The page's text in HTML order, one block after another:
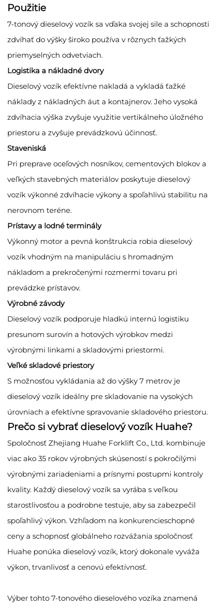
Použitie
7-tonový dieselový vozík sa vďaka svojej sile a schopnosti
zdvíhať do výšky široko používa v rôznych ťažkých
priemyselných odvetviach.
Logistika a nákladné dvory
Dieselový vozík efektívne nakladá a vykladá ťažké
náklady z nákladných áut a kontajnerov. Jeho vysoká
zdvíhacia výška zvyšuje využitie vertikálneho úložného
priestoru a zvyšuje prevádzkovú účinnosť.
Staveniská
Pri preprave oceľových nosníkov, cementových blokov a
veľkých stavebných materiálov poskytuje dieselový
vozík výkonné zdvíhacie výkony a spoľahlivú stabilitu na
nerovnom teréne.
Prístavy a lodné terminály
Výkonný motor a pevná konštrukcia robia dieselový
vozík vhodným na manipuláciu s hromadným
nákladom a prekročenými rozmermi tovaru pri
prevádzke prístavov.
Výrobné závody
Dieselový vozík podporuje hladkú internú logistiku
presunom surovín a hotových výrobkov medzi
výrobnými linkami a skladovými priestormi.
Veľké skladové priestory
S možnosťou vykládania až do výšky 7 metrov je
dieselový vozík ideálny pre skladovanie na vysokých
úrovniach a efektívne spravovanie skladového priestoru.
Prečo si vybrať dieselový vozík Huahe?
Spoločnosť Zhejiang Huahe Forklift Co., Ltd. kombinuje
viac ako 35 rokov výrobných skúseností s pokročilými
výrobnými zariadeniami a prísnymi postupmi kontroly
kvality. Každý dieselový vozík sa vyrába s veľkou
starostlivosťou a podrobne testuje, aby sa zabezpečil
spoľahlivý výkon. Vzhľadom na konkurencieschopné
ceny a schopnosť globálneho rozvážania spoločnosť
Huahe ponúka dieselový vozík, ktorý dokonale vyváža
výkon, trvanlivosť a cenovú efektívnosť.
Výber tohto 7-tonového dieselového vozíka znamená